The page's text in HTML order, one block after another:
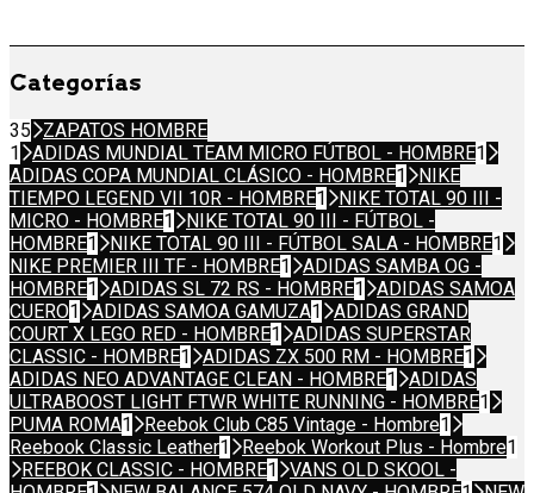
Categorías
35
ZAPATOS HOMBRE
1
ADIDAS MUNDIAL TEAM MICRO FÚTBOL - HOMBRE1
ADIDAS COPA MUNDIAL CLÁSICO - HOMBRE1
NIKE
TIEMPO LEGEND VII 10R - HOMBRE1
NIKE TOTAL 90 III -
MICRO - HOMBRE1
NIKE TOTAL 90 III - FÚTBOL -
HOMBRE1 NIKE TOTAL 90 III - FÚTBOL SALA - HOMBRE1
NIKE PREMIER III TF - HOMBRE1
ADIDAS SAMBA OG -
HOMBRE1 ADIDAS SL 72 RS - HOMBRE1
ADIDAS SAMOA
CUERO1 ADIDAS SAMOA GAMUZA1
ADIDAS GRAND
COURT X LEGO RED - HOMBRE1
ADIDAS SUPERSTAR
CLASSIC - HOMBRE1 ADIDAS ZX 500 RM - HOMBRE1
ADIDAS NEO ADVANTAGE CLEAN - HOMBRE1
ADIDAS
ULTRABOOST LIGHT FTWR WHITE RUNNING - HOMBRE1
PUMA ROMA1 Reebok Club C85 Vintage - Hombre1
Reebook Classic Leather1 Reebok Workout Plus - Hombre1
REEBOK CLASSIC - HOMBRE1
VANS OLD SKOOL -